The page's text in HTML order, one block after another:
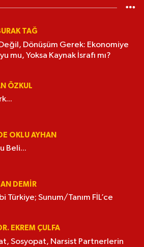
TAĞ
Dönüşüm Gerek: Ekonomiye
mu, Yoksa Kaynak İsrafı mı?
ÖZKUL
OKLU AYHAN
Beli...
DEMİR
Türkiye; Sunum/Tanım FİL’ce
EKREM ÇULFA
Sosyopat, Narsist Partnerlerin